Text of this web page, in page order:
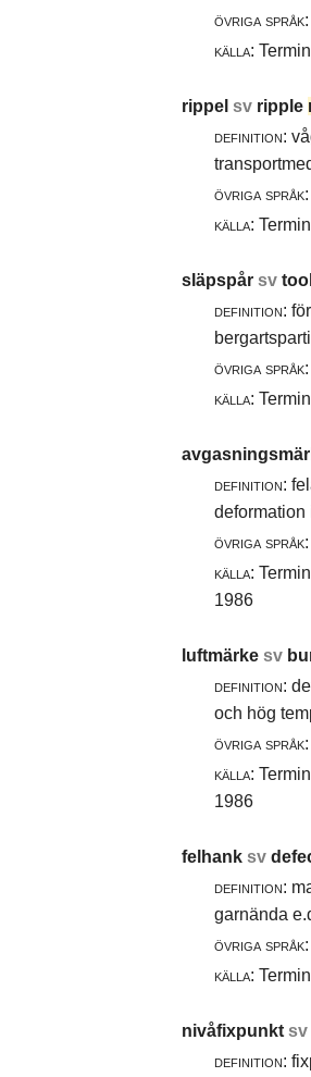
övriga språk:
källa:
rippel sv ripple
definition:
övriga språk:
källa:
släpspår sv tool
definition:
övriga språk:
källa:
definition:
deformation
övriga språk:
källa:
1986
luftmärke sv
definition:
och hög
övriga språk:
källa:
1986
felhank sv
definition:
garnända
övriga språk:
källa:
nivåfixpunkt sv
definition: